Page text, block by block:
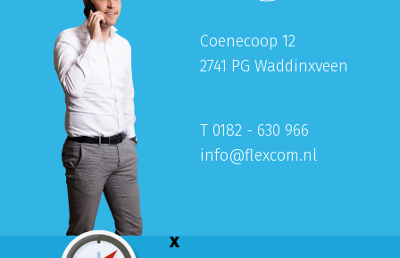
Coenecoop 12
2741 PG Waddinxveen
T 0182 - 630 966
info@flexcom.nl